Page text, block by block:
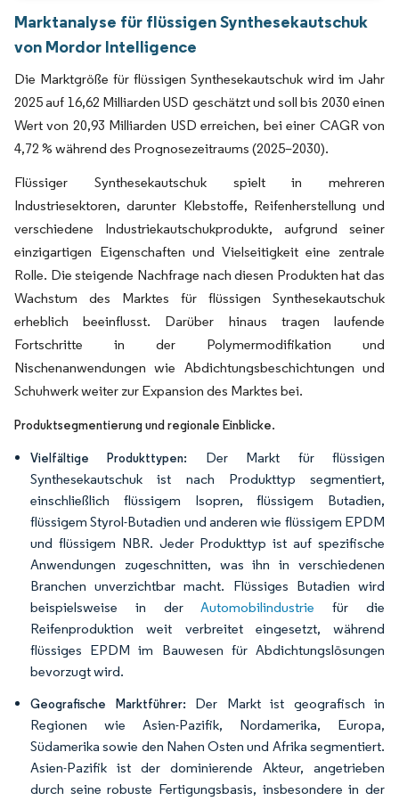
Marktanalyse für flüssigen Synthesekautschuk
von Mordor Intelligence
Die Marktgröße für flüssigen Synthesekautschuk wird im Jahr
2025 auf 16,62 Milliarden USD geschätzt und soll bis 2030 einen
Wert von 20,93 Milliarden USD erreichen, bei einer CAGR von
4,72 % während des Prognosezeitraums (2025–2030).
Flüssiger Synthesekautschuk spielt in mehreren
Industriesektoren, darunter Klebstoffe, Reifenherstellung und
verschiedene Industriekautschukprodukte, aufgrund seiner
einzigartigen Eigenschaften und Vielseitigkeit eine zentrale
Rolle. Die steigende Nachfrage nach diesen Produkten hat das
Wachstum des Marktes für flüssigen Synthesekautschuk
erheblich beeinflusst. Darüber hinaus tragen laufende
Fortschritte in der Polymermodifikation und
Nischenanwendungen wie Abdichtungsbeschichtungen und
Schuhwerk weiter zur Expansion des Marktes bei.
Produktsegmentierung und regionale Einblicke.
Vielfältige Produkttypen:
Der Markt für flüssigen
Synthesekautschuk ist nach Produkttyp segmentiert,
einschließlich flüssigem Isopren, flüssigem Butadien,
flüssigem Styrol-Butadien und anderen wie flüssigem EPDM
und flüssigem NBR. Jeder Produkttyp ist auf spezifische
Anwendungen zugeschnitten, was ihn in verschiedenen
Branchen unverzichtbar macht. Flüssiges Butadien wird
beispielsweise in derAutomobilindustrie für die
Reifenproduktion weit verbreitet eingesetzt, während
flüssiges EPDM im Bauwesen für Abdichtungslösungen
bevorzugt wird.
Geografische Marktführer: Der Markt ist geografisch in
Regionen wie Asien-Pazifik, Nordamerika, Europa,
Südamerika sowie den Nahen Osten und Afrika segmentiert.
Asien-Pazifik ist der dominierende Akteur, angetrieben
durch seine robuste Fertigungsbasis, insbesondere in der